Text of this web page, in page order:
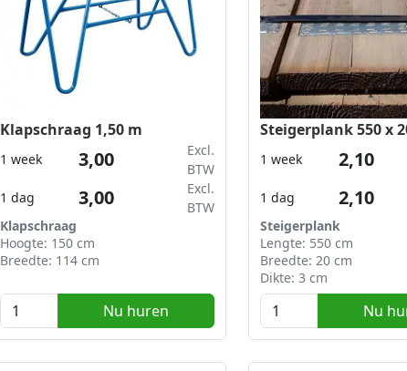
Klapschraag 1,50 m
1 dag 3,00
Excl.
BTW
1 week 3,00
Excl.
BTW
Klapschraag
Hoogte: 150 cm
Breedte: 114 cm
Nu huren
Steigerplank 550 x
1 dag 2,10
1 week 2,10
Steigerplank
Lengte: 550 cm
Breedte: 20 cm
Dikte: 3 cm
Nu